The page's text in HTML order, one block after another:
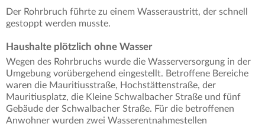
Der Rohrbruch führte zu einem Wasseraustritt, der schnell
gestoppt werden musste.
Haushalte plötzlich ohne Wasser
Wegen des Rohrbruchs wurde die Wasserversorgung in der
Umgebung vorübergehend eingestellt. Betroffene Bereiche
waren die Mauritiusstraße, Hochstättenstraße, der
Mauritiusplatz, die Kleine Schwalbacher Straße und fünf
Gebäude der Schwalbacher Straße. Für die betroffenen
Anwohner wurden zwei Wasserentnahmestellen